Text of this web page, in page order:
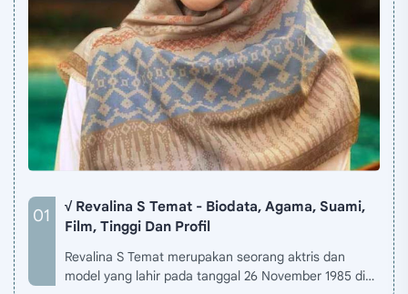
√ Revalina S Temat - Biodata, Agama, Suami,
Film, Tinggi Dan Profil
Revalina S Temat merupakan seorang aktris dan
model yang lahir pada tanggal 26 November 1985 di